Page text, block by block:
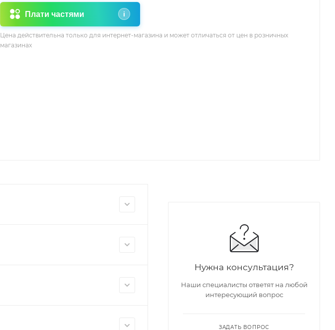
Плати частями i
Цена действительна только для интернет-магазина и может отличаться от цен в розничных
магазинах
Нужна консультация?
Наши специалисты ответят на любой
интересующий вопрос
ЗАДАТЬ ВОПРОС